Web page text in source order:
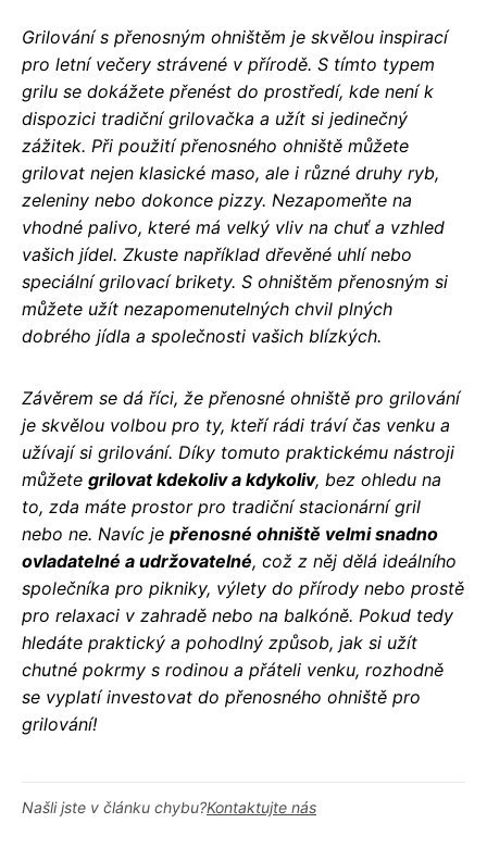
Grilování s přenosným ohništěm je skvělou inspirací
pro letní večery strávené v přírodě. S tímto typem
grilu se dokážete přenést do prostředí, kde není k
dispozici tradiční grilovačka a užít si jedinečný
zážitek. Při použití přenosného ohniště můžete
grilovat nejen klasické maso, ale i různé druhy ryb,
zeleniny nebo dokonce pizzy. Nezapomeňte na
vhodné palivo, které má velký vliv na chuť a vzhled
vašich jídel. Zkuste například dřevěné uhlí nebo
speciální grilovací brikety. S ohništěm přenosným si
můžete užít nezapomenutelných chvil plných
dobrého jídla a společnosti vašich blízkých.
Závěrem se dá říci, že přenosné ohniště pro grilování
je skvělou volbou pro ty, kteří rádi tráví čas venku a
užívají si grilování. Díky tomuto praktickému nástroji
můžete grilovat kdekoliv a kdykoliv, bez ohledu na
to, zda máte prostor pro tradiční stacionární gril
nebo ne. Navíc je přenosné ohniště velmi snadno
ovladatelné a udržovatelné, což z něj dělá ideálního
společníka pro pikniky, výlety do přírody nebo prostě
pro relaxaci v zahradě nebo na balkóně. Pokud tedy
hledáte praktický a pohodlný způsob, jak si užít
chutné pokrmy s rodinou a přáteli venku, rozhodně
se vyplatí investovat do přenosného ohniště pro
grilování!
Našli jste v článku chybu?Kontaktujte nás